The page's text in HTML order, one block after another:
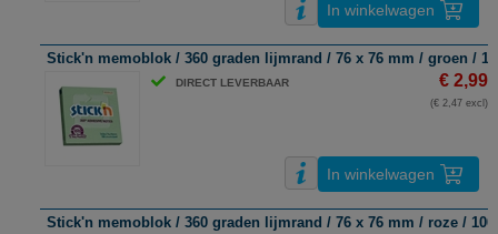
In winkelwagen
Stick'n memoblok / 360 graden lijmrand / 76 x 76 mm / groen /
DIRECT LEVERBAAR € 2,99
(€ 2,47 excl)
In winkelwagen
Stick'n memoblok / 360 graden lijmrand / 76 x 76 mm / roze / 100